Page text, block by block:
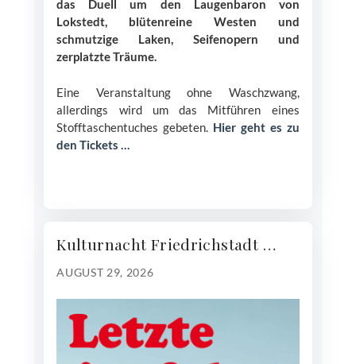
das Duell um den Laugenbaron von
Lokstedt, blütenreine Westen und
schmutzige Laken, Seifenopern und
zerplatzte Träume.
Eine Veranstaltung ohne Waschzwang,
allerdings wird um das Mitführen eines
Stofftaschentuches gebeten. Hier geht es zu
den Tickets …
Kulturnacht Friedrichstadt …
AUGUST 29, 2026